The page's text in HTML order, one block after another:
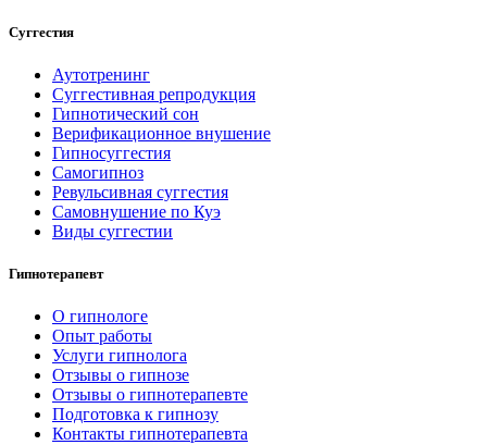
Суггестия
Аутотренинг
Суггестивная репродукция
Гипнотический сон
Верификационное внушение
Гипносуггестия
Самогипноз
Ревульсивная суггестия
Самовнушение по Куэ
Виды суггестии
Гипнотерапевт
О гипнологе
Опыт работы
Услуги гипнолога
Отзывы о гипнозе
Отзывы о гипнотерапевте
Подготовка к гипнозу
Контакты гипнотерапевта